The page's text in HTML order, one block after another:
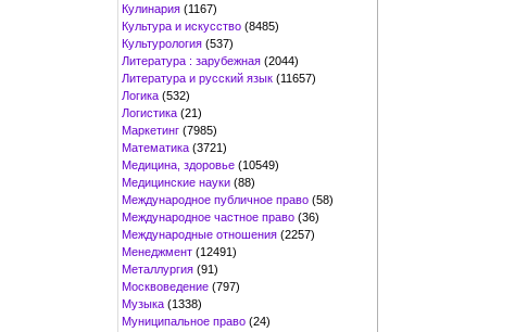
Кулинария (1167)
Культура и искусство (8485)
Культурология (537)
Литература : зарубежная (2044)
Литература и русский язык (11657)
Логика (532)
Логистика (21)
Маркетинг (7985)
Математика (3721)
Медицина, здоровье (10549)
Медицинские науки (88)
Международное публичное право (58)
Международное частное право (36)
Международные отношения (2257)
Менеджмент (12491)
Металлургия (91)
Москвоведение (797)
Музыка (1338)
Муниципальное право (24)